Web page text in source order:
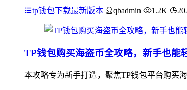
tp钱包下载最新版本 qbadmin 1.2K
TP钱包购买海盗币全攻略，新手也能
本攻略专为新手打造，聚焦TP钱包平台购买